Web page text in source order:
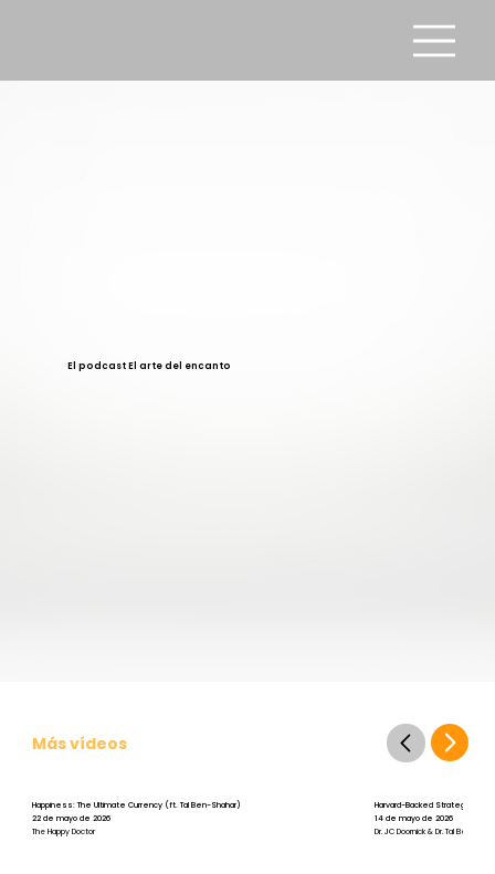
El podcast El arte del encanto
Más vídeos
Happiness: The Ultimate Currency (ft. Tal Ben-Shahar)
22 de mayo de 2026
The Happy Doctor
Harvard-Backed Strategies for
14 de mayo de 2026
Dr. JC Doornick & Dr. Tal Ben-